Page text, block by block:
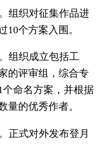
组织对征集作品进
10个方案入围。
组织成立包括工
的评审组，综合专
命名方案，并根据
量的优秀作者。
正式对外发布登月